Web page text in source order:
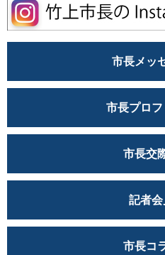
市長メッ
市長プロ
市長交
記者会
市長コ